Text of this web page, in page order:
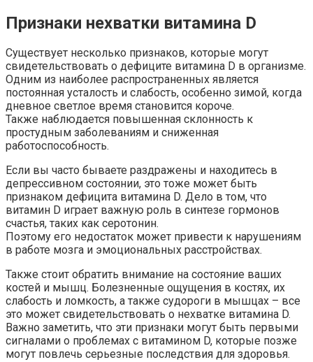
Признаки нехватки витамина D
Существует несколько признаков, которые могут
свидетельствовать о дефиците витамина D в организме.
Одним из наиболее распространенных является
постоянная усталость и слабость, особенно зимой, когда
дневное светлое время становится короче.
Также наблюдается повышенная склонность к
простудным заболеваниям и сниженная
работоспособность.
Если вы часто бываете раздражены и находитесь в
депрессивном состоянии, это тоже может быть
признаком дефицита витамина D. Дело в том, что
витамин D играет важную роль в синтезе гормонов
счастья, таких как серотонин.
Поэтому его недостаток может привести к нарушениям
в работе мозга и эмоциональных расстройствах.
Также стоит обратить внимание на состояние ваших
костей и мышц. Болезненные ощущения в костях, их
слабость и ломкость, а также судороги в мышцах – все
это может свидетельствовать о нехватке витамина D.
Важно заметить, что эти признаки могут быть первыми
сигналами о проблемах с витамином D, которые позже
могут повлечь серьезные последствия для здоровья.